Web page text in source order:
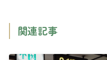
関連記事